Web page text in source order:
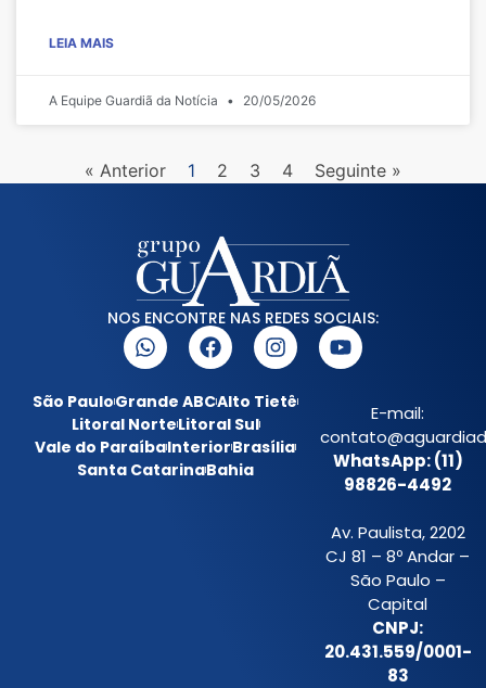
LEIA MAIS
A Equipe Guardiã da Notícia 20/05/2026
« Anterior 1 2 3 4 Seguinte »
NOS ENCONTRE NAS REDES SOCIAIS:
São PauloGrande ABCAlto Tietê
Litoral NorteLitoral Sul
Vale do ParaíbaInteriorBrasília
Santa CatarinaBahia
E-mail:
WhatsApp: (11)
98826-4492
Av. Paulista, 2202
CJ 81 – 8º Andar –
São Paulo –
Capital
CNPJ:
20.431.559/0001-
83